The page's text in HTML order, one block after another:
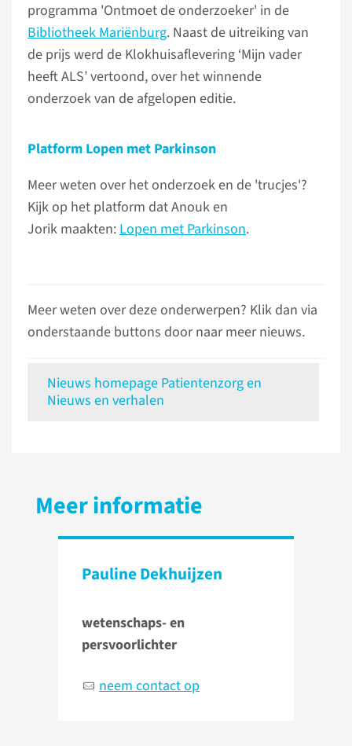
programma 'Ontmoet de onderzoeker' in de
Bibliotheek Mariënburg. Naast de uitreiking van
de prijs werd de Klokhuisaflevering ‘Mijn vader
heeft ALS’ vertoond, over het winnende
onderzoek van de afgelopen editie.
Platform Lopen met Parkinson
Meer weten over het onderzoek en de 'trucjes'?
Kijk op het platform dat Anouk en
Jorik maakten:Lopen met Parkinson.
Meer weten over deze onderwerpen? Klik dan via
onderstaande buttons door naar meer nieuws.
Nieuws homepage Patientenzorg en
Nieuws en verhalen
Meer informatie
Pauline Dekhuijzen
wetenschaps- en
persvoorlichter
neem contact op